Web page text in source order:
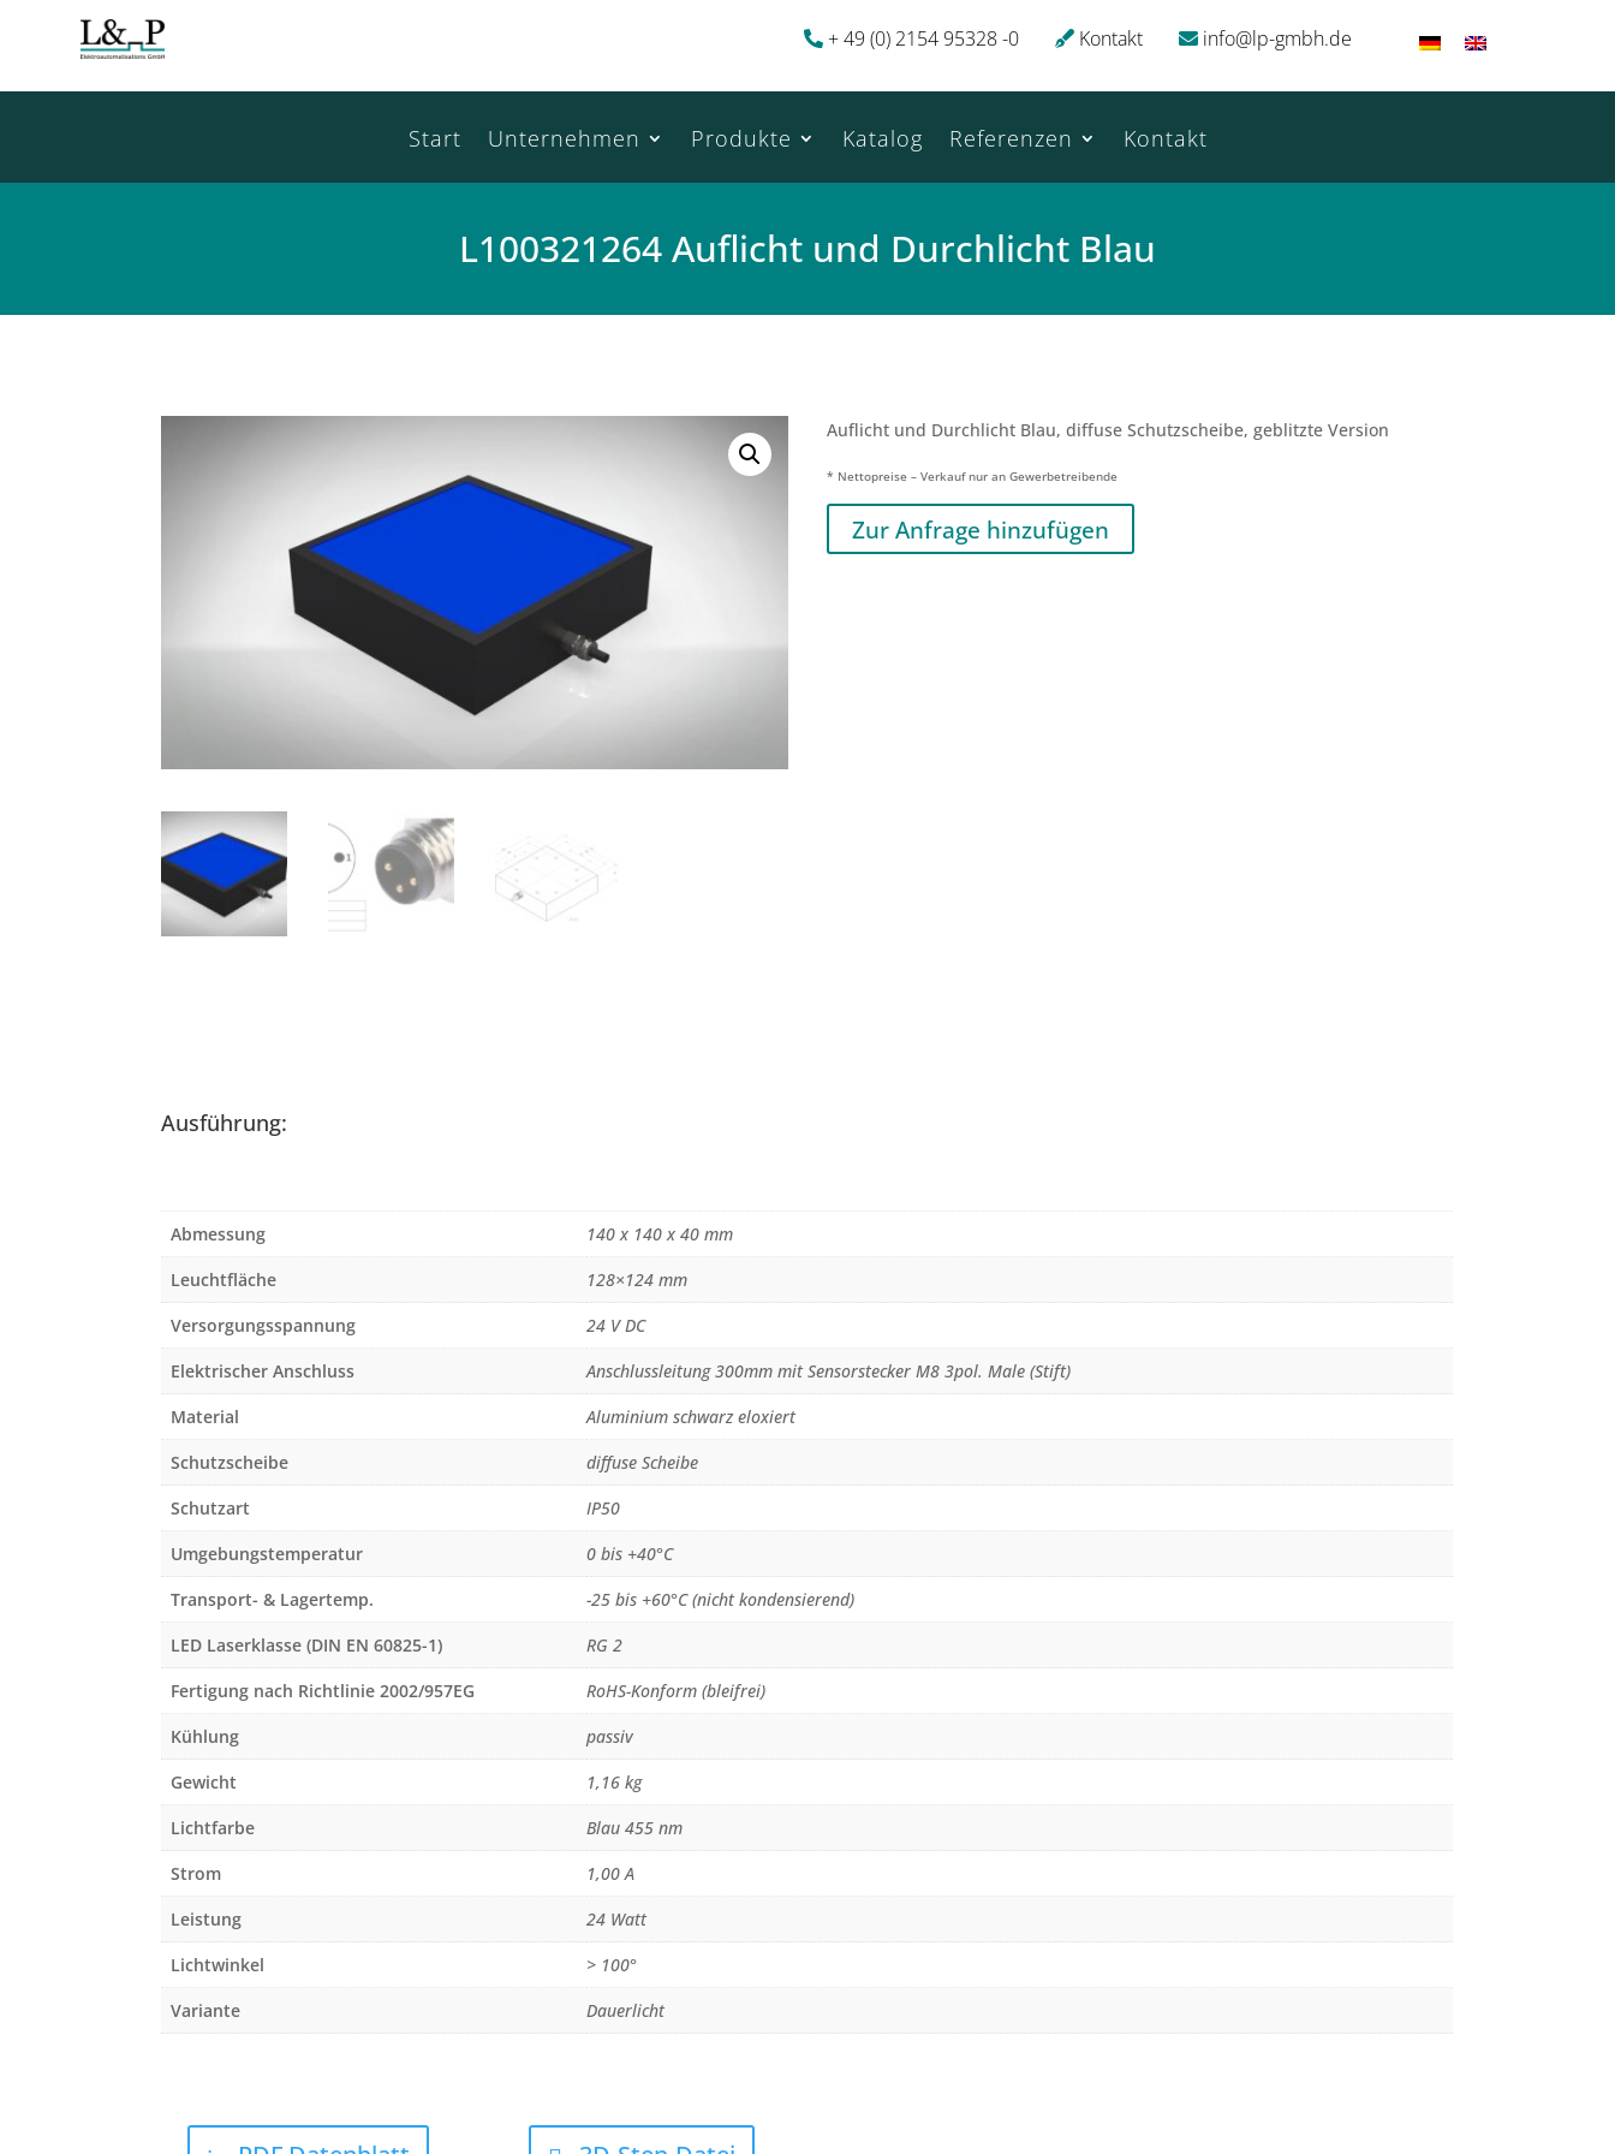
+ 49 (0) 2154 95328 -0 Kontakt info@lp-gmbh.de
Start Unternehmen Produkte Katalog Referenzen Kontakt
L100321264 Auflicht und Durchlicht Blau
Auflicht und Durchlicht Blau, diffuse Schutzscheibe, geblitzte Version
* Nettopreise – Verkauf nur an Gewerbetreibende
Zur Anfrage hinzufügen
Ausführung:
Abmessung
140 x 140 x 40 mm
Leuchtfläche
128×124 mm
Versorgungsspannung
24 V DC
Elektrischer Anschluss
Anschlussleitung 300mm mit Sensorstecker M8 3pol. Male (Stift)
Material
Aluminium schwarz eloxiert
Schutzscheibe
diffuse Scheibe
Schutzart
IP50
Umgebungstemperatur
0 bis +40°C
Transport- & Lagertemp.
-25 bis +60°C (nicht kondensierend)
LED Laserklasse (DIN EN 60825-1)
RG 2
Fertigung nach Richtlinie 2002/957EG
RoHS-Konform (bleifrei)
Kühlung
passiv
Gewicht
1,16 kg
Lichtfarbe
Blau 455 nm
Strom
1,00 A
Leistung
24 Watt
Lichtwinkel
> 100°
Variante
Dauerlicht